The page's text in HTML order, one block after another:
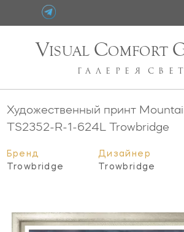
VISUAL COMFORT
ГАЛЕРЕЯ
Художественный принт
TS2352-R-1-624L
Trowbridge
Бренд
Trowbridge
Дизайнер
Trowbridge